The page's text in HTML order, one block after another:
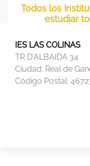
Todos los
estudiar
IES LAS COLINAS
TR D'ALBAIDA 34
Ciudad: Real de
Código Postal: